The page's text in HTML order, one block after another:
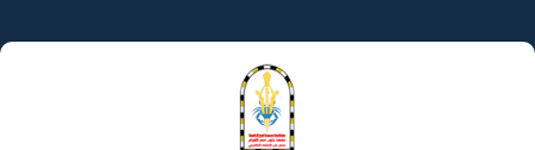
إلى
المحتوى